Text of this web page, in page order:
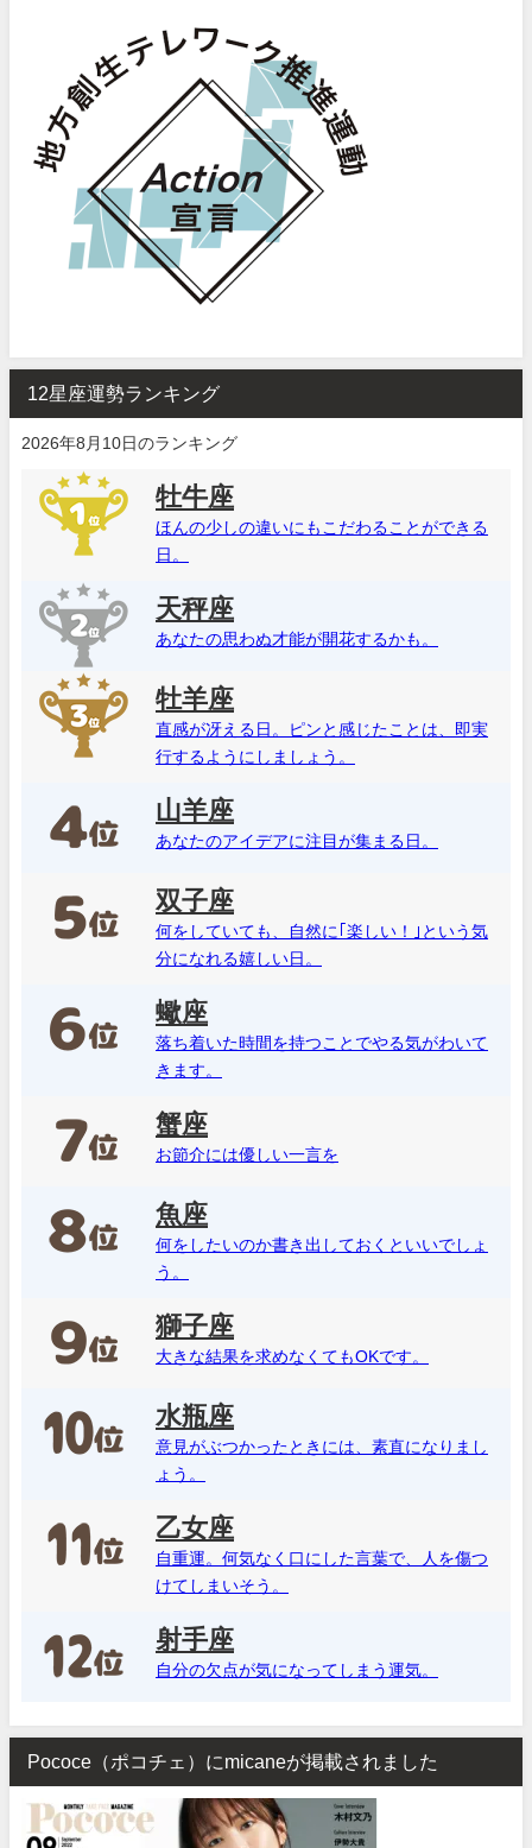
12星座運勢ランキング
2026年8月10日のランキング
牡牛座
ほんの少しの違いにもこだわることができる
日。
天秤座
あなたの思わぬ才能が開花するかも。
牡羊座
直感が冴える日。ピンと感じたことは、即実
行するようにしましょう。
山羊座
あなたのアイデアに注目が集まる日。
双子座
何をしていても、自然に｢楽しい！｣という気
分になれる嬉しい日。
蠍座
落ち着いた時間を持つことでやる気がわいて
きます。
蟹座
お節介には優しい一言を
魚座
何をしたいのか書き出しておくといいでしょ
う。
獅子座
大きな結果を求めなくてもOKです。
水瓶座
意見がぶつかったときには、素直になりまし
ょう。
乙女座
自重運。何気なく口にした言葉で、人を傷つ
けてしまいそう。
射手座
自分の欠点が気になってしまう運気。
Pococe（ポコチェ）にmicaneが掲載されました